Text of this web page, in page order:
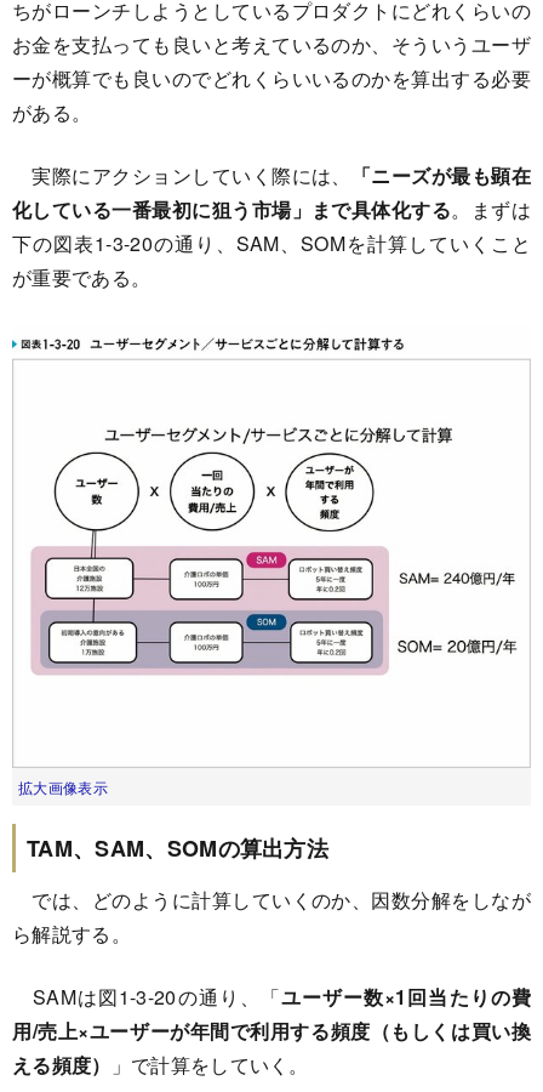
ちがローンチしようとしているプロダクトにどれくらいの
お金を支払っても良いと考えているのか、そういうユーザ
ーが概算でも良いのでどれくらいいるのかを算出する必要
がある。
実際にアクションしていく際には、
「ニーズが最も顕在
化している一番最初に狙う市場」まで具体化する。まずは
下の図表1-3-20の通り、SAM、SOMを計算していくこと
が重要である。
拡大画像表示
TAM、SAM、SOMの算出方法
では、どのように計算していくのか、因数分解をしなが
ら解説する。
SAMは図1-3-20の通り、「ユーザー数×1回当たりの費
用/売上×ユーザーが年間で利用する頻度（もしくは買い換
える頻度）
」で計算をしていく。